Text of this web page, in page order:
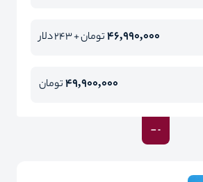
46,990,000تومان + 243 دلار
49,900,000تومان